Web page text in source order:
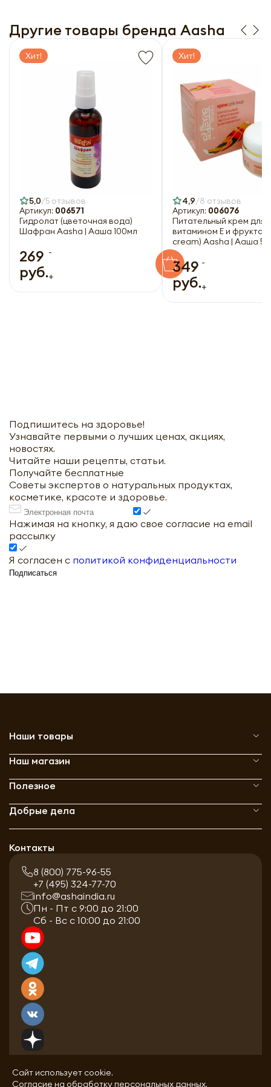
Другие товары бренда Aasha
Хит!
5,0 5 отзывов
Артикул: 006571
Гидролат (цветочная вода)
Шафран Aasha | Ааша 100мл
269
руб.
-
+
Хит!
4,9 8 отзывов
Артикул: 006076
Питательный крем для
витамином Е и
cream) Aasha | Ааша
349
руб.
-
+
Подпишитесь на здоровье!
Узнавайте первыми о лучших ценах, акциях,
новостях.
Читайте наши рецепты, статьи.
Получайте бесплатные
Советы экспертов о натуральных продуктах,
косметике, красоте и здоровье.
Нажимая на кнопку, я даю свое согласие на email
рассылку
Я согласен с политикой конфиденциальности
Подписаться
Наши товары
Наш магазин
Полезное
Добрые дела
Контакты
8 (800) 775-96-55
+7 (495) 324-77-70
info@ashaindia.ru
Пн - Пт с 9:00 до 21:00
Сб - Вс с 10:00 до 21:00
Сайт использует cookie.
Согласие на обработку персональных данных.